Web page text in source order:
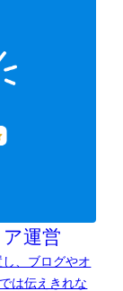
ア運営
し、ブログやオ
は伝えきれな